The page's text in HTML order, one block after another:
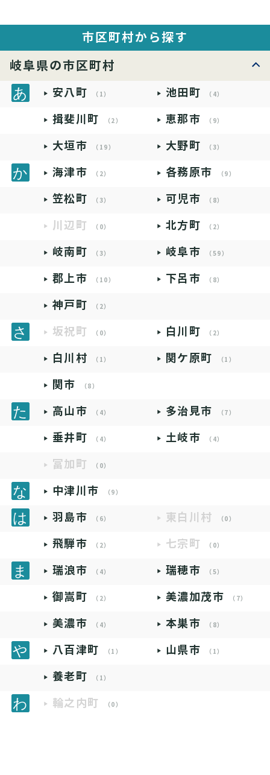
市区町村から探す
岐阜県の市区町村
安八町 （1） 池田町 （4）
揖斐川町 （2） 恵那市 （9）
大垣市 （19） 大野町 （3）
海津市 （2） 各務原市 （9）
笠松町 （3） 可児市 （8）
川辺町 （0） 北方町 （2）
岐南町 （3） 岐阜市 （59）
郡上市 （10） 下呂市 （8）
神戸町 （2）
坂祝町 （0） 白川町 （2）
白川村 （1） 関ケ原町 （1）
関市 （8）
高山市 （4） 多治見市 （7）
垂井町 （4） 土岐市 （4）
富加町 （0）
中津川市 （9）
羽島市 （6） 東白川村 （0）
飛騨市 （2） 七宗町 （0）
瑞浪市 （4） 瑞穂市 （5）
御嵩町 （2） 美濃加茂市 （7）
美濃市 （4） 本巣市 （8）
八百津町 （1） 山県市 （1）
養老町 （1）
輪之内町 （0）